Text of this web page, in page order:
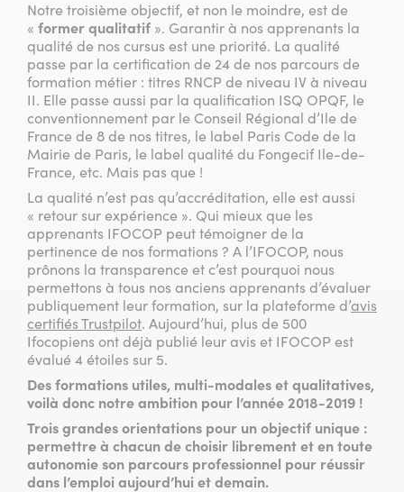
Notre troisième objectif, et non le moindre, est de
« former qualitatif ». Garantir à nos apprenants la
qualité de nos cursus est une priorité. La qualité
passe par la certification de 24 de nos parcours de
formation métier : titres RNCP de niveau IV à niveau
II. Elle passe aussi par la qualification ISQ OPQF, le
conventionnement par le Conseil Régional d’Ile de
France de 8 de nos titres, le label Paris Code de la
Mairie de Paris, le label qualité du Fongecif Ile-de-
France, etc. Mais pas que !
La qualité n’est pas qu’accréditation, elle est aussi
« retour sur expérience ». Qui mieux que les
apprenants IFOCOP peut témoigner de la
pertinence de nos formations ? A l’IFOCOP, nous
prônons la transparence et c’est pourquoi nous
permettons à tous nos anciens apprenants d’évaluer
publiquement leur formation, sur la plateforme d’avis
certifiés Trustpilot. Aujourd’hui, plus de 500
Ifocopiens ont déjà publié leur avis et IFOCOP est
évalué 4 étoiles sur 5.
Des formations utiles, multi-modales et qualitatives,
voilà donc notre ambition pour l’année 2018-2019 !
Trois grandes orientations pour un objectif unique :
permettre à chacun de choisir librement et en toute
autonomie son parcours professionnel pour réussir
dans l’emploi aujourd’hui et demain.